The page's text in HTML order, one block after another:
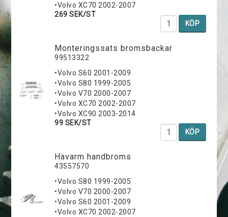
•Volvo XC70 2002-2007
269 SEK/ST
KÖP
Monteringssats bromsbackar
99513322
•Volvo S60 2001-2009
•Volvo S80 1999-2005
•Volvo V70 2000-2007
•Volvo XC70 2002-2007
•Volvo XC90 2003-2014
99 SEK/ST
KÖP
Hävarm handbroms
43557570
•Volvo S80 1999-2005
•Volvo V70 2000-2007
•Volvo S60 2001-2009
•Volvo XC70 2002-2007